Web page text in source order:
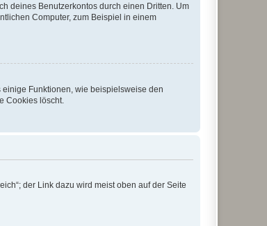
deines Benutzerkontos durch einen Dritten. Um
Computer, zum Beispiel in einem
Funktionen, wie beispielsweise den
Cookies löscht.
der Link dazu wird meist oben auf der Seite